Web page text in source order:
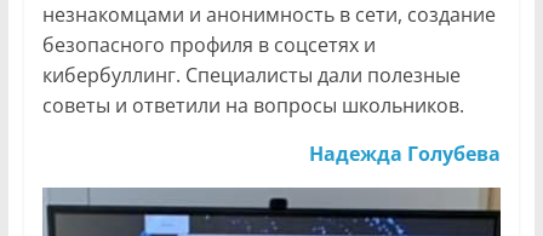
незнакомцами и анонимность в сети, создание
безопасного профиля в соцсетях и
кибербуллинг. Специалисты дали полезные
советы и ответили на вопросы школьников.
Надежда Голубева